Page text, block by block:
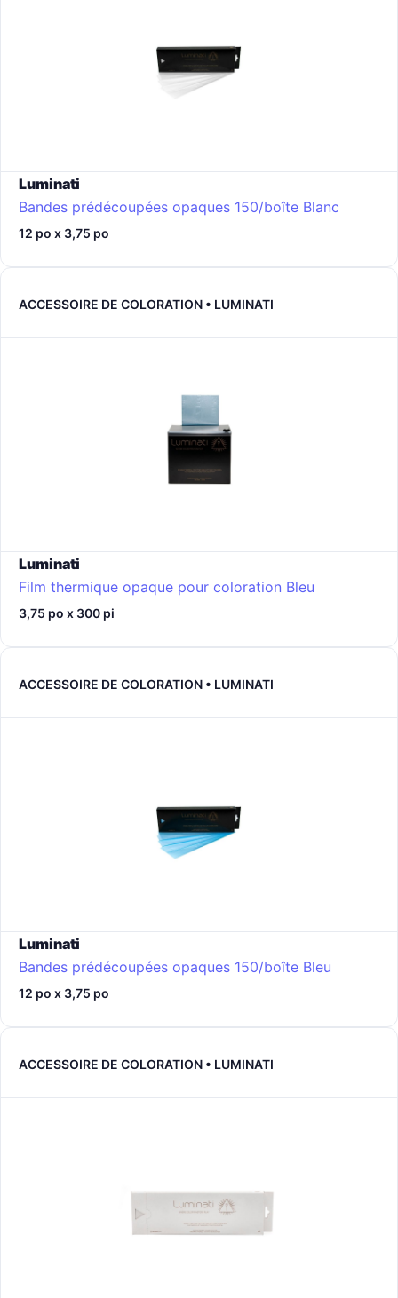
Luminati
Bandes prédécoupées opaques 150/boîte Blanc
12 po x 3,75 po
ACCESSOIRE DE COLORATION • LUMINATI
Luminati
Film thermique opaque pour coloration Bleu
3,75 po x 300 pi
ACCESSOIRE DE COLORATION • LUMINATI
Luminati
Bandes prédécoupées opaques 150/boîte Bleu
12 po x 3,75 po
ACCESSOIRE DE COLORATION • LUMINATI